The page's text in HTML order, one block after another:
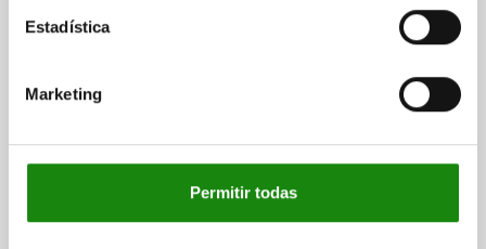
Estadística
Marketing
Permitir todas
stainless steel
05564-10
Quarter-turn lock